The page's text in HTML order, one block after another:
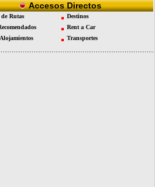
Accesos Directos
Rutas
Destinos
Rent a Car
Transportes